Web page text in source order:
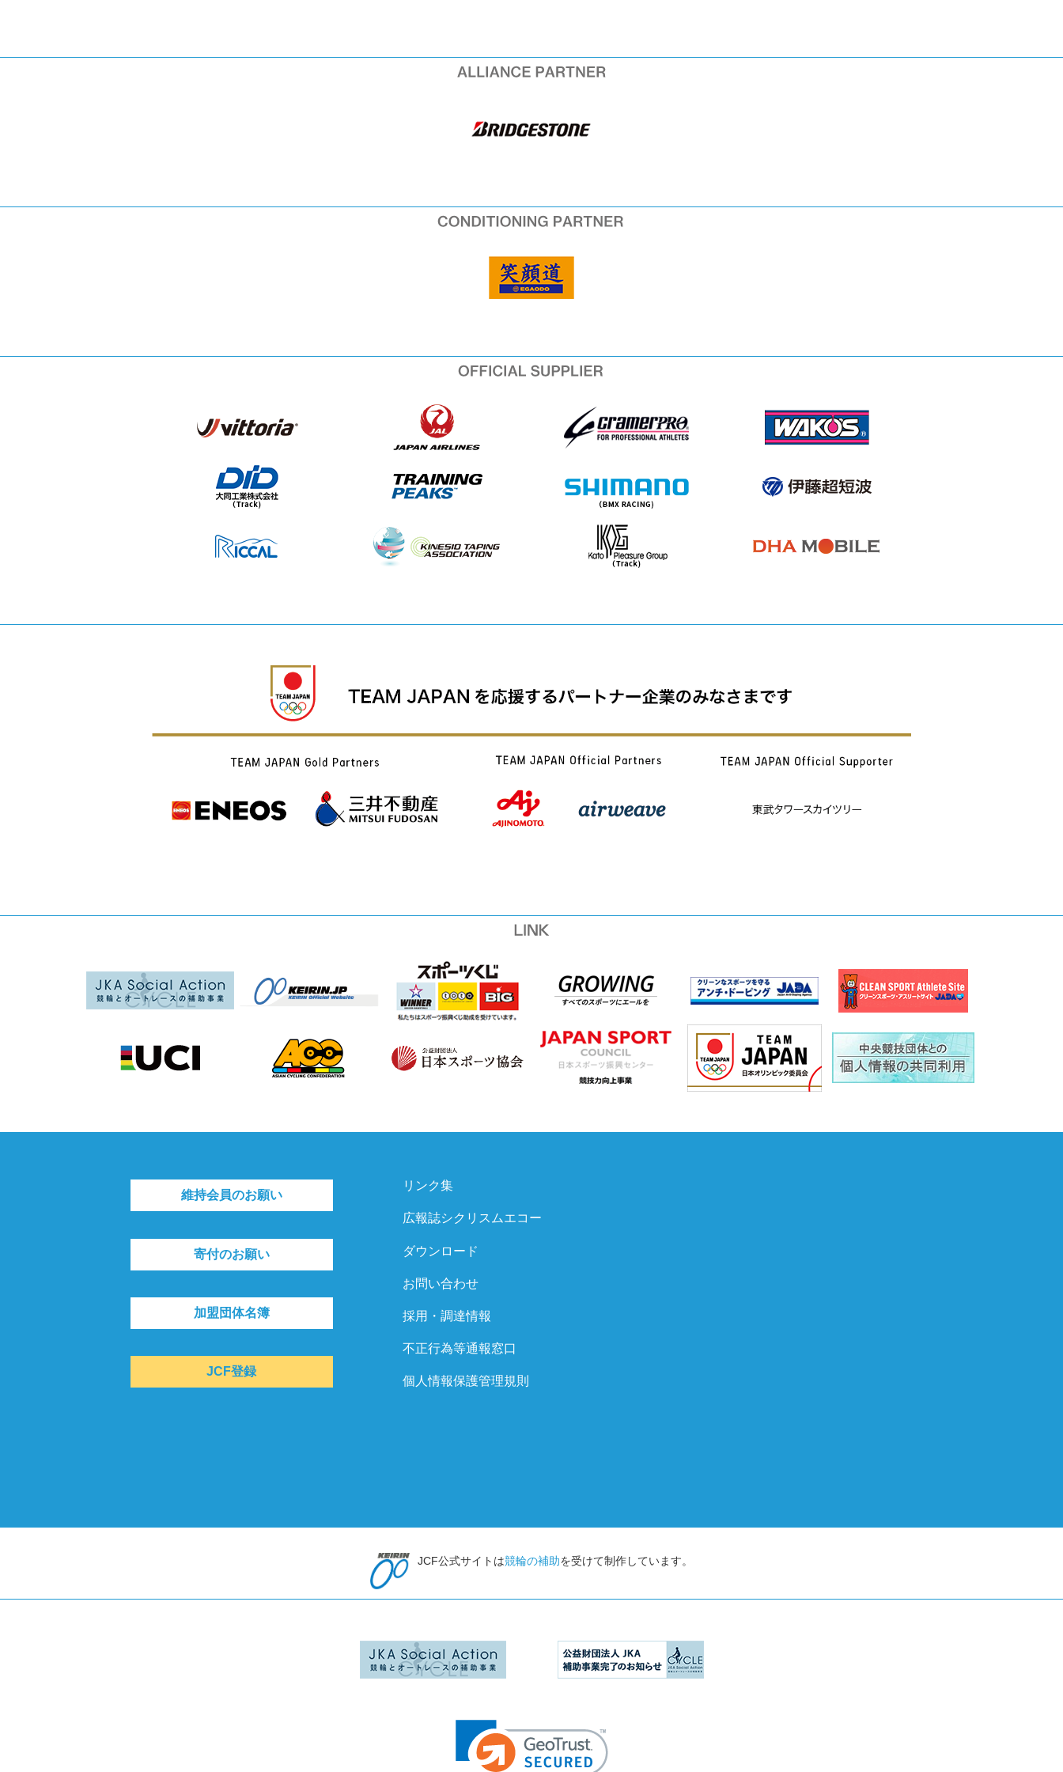
維持会員のお願い
寄付のお願い
加盟団体名簿
JCF登録
リンク集
広報誌シクリスムエコー
ダウンロード
お問い合わせ
採用・調達情報
不正行為等通報窓口
個人情報保護管理規則
JCF公式サイトは競輪の補助を受けて制作しています。